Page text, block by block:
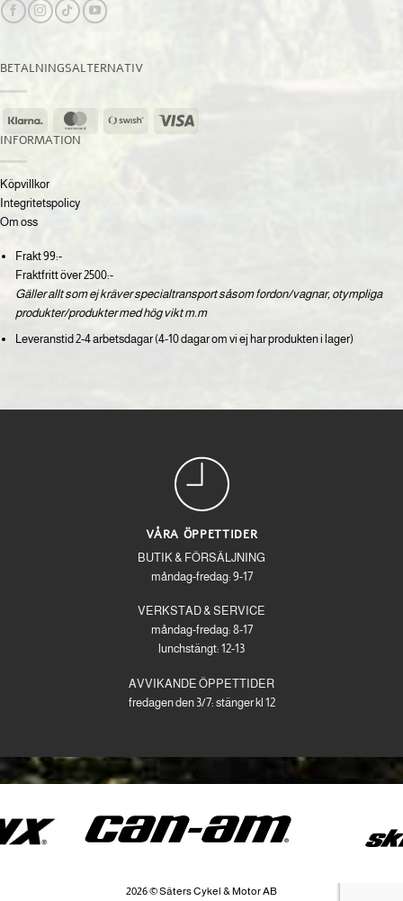
BETALNINGSALTERNATIV
Klarna MasterCardSwish
(SE)
INFORMATION
Köpvillkor
Integritetspolicy
Om oss
Frakt 99:-
Fraktfritt över 2500:-
Gäller allt som ej kräver specialtransport såsom fordon/vagnar, otympliga
produkter/produkter med hög vikt m.m
Leveranstid 2-4 arbetsdagar (4-10 dagar om vi ej har produkten i lager)
VÅRA ÖPPETTIDER
BUTIK & FÖRSÄLJNING
måndag-fredag: 9-17
VERKSTAD & SERVICE
måndag-fredag: 8-17
lunchstängt: 12-13
AVVIKANDE ÖPPETTIDER
fredagen den 3/7: stänger kl 12
2026 © Säters Cykel & Motor AB